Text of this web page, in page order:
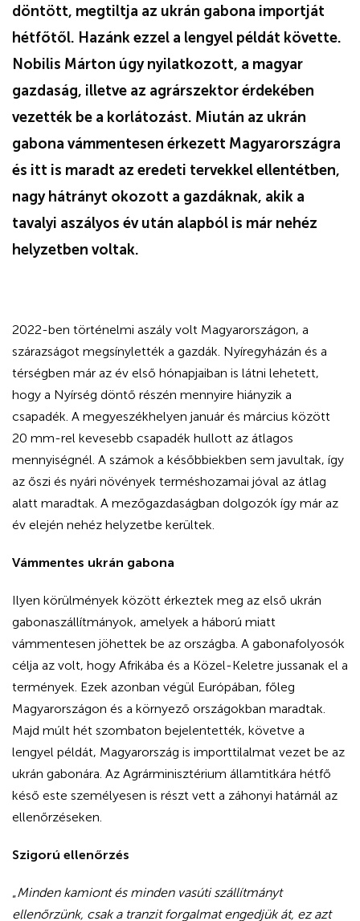
döntött, megtiltja az ukrán gabona importját
hétfőtől. Hazánk ezzel a lengyel példát követte.
Nobilis Márton úgy nyilatkozott, a magyar
gazdaság, illetve az agrárszektor érdekében
vezették be a korlátozást. Miután az ukrán
gabona vámmentesen érkezett Magyarországra
és itt is maradt az eredeti tervekkel ellentétben,
nagy hátrányt okozott a gazdáknak, akik a
tavalyi aszályos év után alapból is már nehéz
helyzetben voltak.
2022-ben történelmi aszály volt Magyarországon, a
szárazságot megsínylették a gazdák. Nyíregyházán és a
térségben már az év első hónapjaiban is látni lehetett,
hogy a Nyírség döntő részén mennyire hiányzik a
csapadék. A megyeszékhelyen január és március között
20 mm-rel kevesebb csapadék hullott az átlagos
mennyiségnél. A számok a későbbiekben sem javultak, így
az őszi és nyári növények terméshozamai jóval az átlag
alatt maradtak. A mezőgazdaságban dolgozók így már az
év elején nehéz helyzetbe kerültek.
Vámmentes ukrán gabona
Ilyen körülmények között érkeztek meg az első ukrán
gabonaszállítmányok, amelyek a háború miatt
vámmentesen jöhettek be az országba. A gabonafolyosók
célja az volt, hogy Afrikába és a Közel-Keletre jussanak el a
termények. Ezek azonban végül Európában, főleg
Magyarországon és a környező országokban maradtak.
Majd múlt hét szombaton bejelentették, követve a
lengyel példát, Magyarország is importtilalmat vezet be az
ukrán gabonára. Az Agrárminisztérium államtitkára hétfő
késő este személyesen is részt vett a záhonyi határnál az
ellenőrzéseken.
Szigorú ellenőrzés
„Minden kamiont és minden vasúti szállítmányt
ellenőrzünk, csak a tranzit forgalmat engedjük át, ez azt